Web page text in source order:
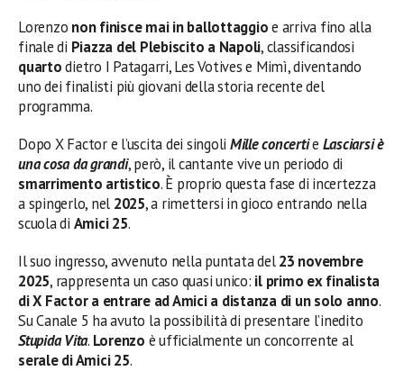
Lorenzo non finisce mai in ballottaggioe arriva fino alla
finale di Piazza del Plebiscito a Napoli, classificandosi
quartodietro I Patagarri, Les Votives e Mimì, diventando
uno dei finalisti più giovani della storia recente del
programma.
Dopo X Factor e l’uscita dei singoli Mille concertie Lasciarsi è
una cosa da grandi, però, il cantante vive un periodo di
smarrimento artistico. È proprio questa fase di incertezza
a spingerlo, nel 2025, a rimettersi in gioco entrando nella
scuola di Amici 25.
Il suo ingresso, avvenuto nella puntata del23 novembre
2025, rappresenta un caso quasi unico: il primo ex finalista
di X Factor a entrare ad Amici a distanza di un solo anno.
Su Canale 5 ha avuto la possibilità di presentare l’inedito
Stupida Vita. Lorenzo è ufficialmente un concorrente al
serale di Amici 25.